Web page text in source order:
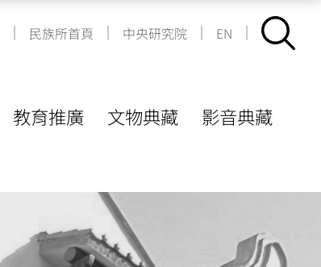
| 民族所首頁 | 中央研究院 | EN |
教育推廣 文物典藏
影音典藏